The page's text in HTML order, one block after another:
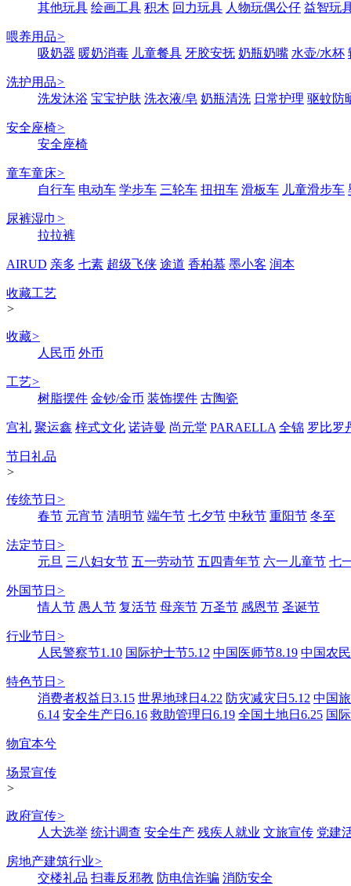
其他玩具 绘画工具 积木 回力玩具 人物玩偶公仔 益智玩
喂养用品>
吸奶器 暖奶消毒 儿童餐具 牙胶安抚 奶瓶奶嘴 水壶/水杯
洗护用品>
洗发沐浴 宝宝护肤 洗衣液/皂 奶瓶清洗 日常护理 驱蚊防
安全座椅>
安全座椅
童车童床>
自行车 电动车 学步车 三轮车 扭扭车 滑板车 儿童滑步车
尿裤湿巾 >
拉拉裤
AIRUD 亲多 七素 超级飞侠 途道 香柏慕 墨小客 润本
收藏工艺
>
收藏>
人民币 外币
工艺>
树脂摆件 金钞/金币 装饰摆件 古陶瓷
宫礼 聚运鑫 梓式文化 诺诗曼 尚元堂 PARAELLA 全锦 罗比罗
节日礼品
>
传统节日 >
春节 元宵节 清明节 端午节 七夕节 中秋节 重阳节 冬至
法定节日 >
元旦 三八妇女节 五一劳动节 五四青年节 六一儿童节 七
外国节日 >
情人节 愚人节 复活节 母亲节 万圣节 感恩节 圣诞节
行业节日 >
人民警察节1.10 国际护士节5.12 中国医师节8.19 中国农
特色节日 >
消费者权益日3.15 世界地球日4.22 防灾减灾日5.12 中国
6.14 安全生产日6.16 救助管理日6.19 全国土地日6.25 国
物宜本兮
场景宣传
>
政府宣传>
人大选举 统计调查 安全生产 残疾人就业 文旅宣传 党建
房地产建筑行业>
交楼礼品 扫毒反邪教 防电信诈骗 消防安全